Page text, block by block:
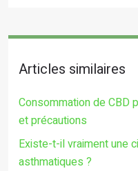
Articles similaires
Consommation de CBD
et précautions
Existe-t-il vraiment une
asthmatiques ?